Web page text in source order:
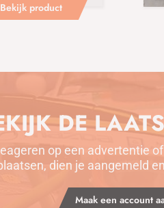
Bekijk product
DE
op een advertentie
dien je aangemeld
Maak een account